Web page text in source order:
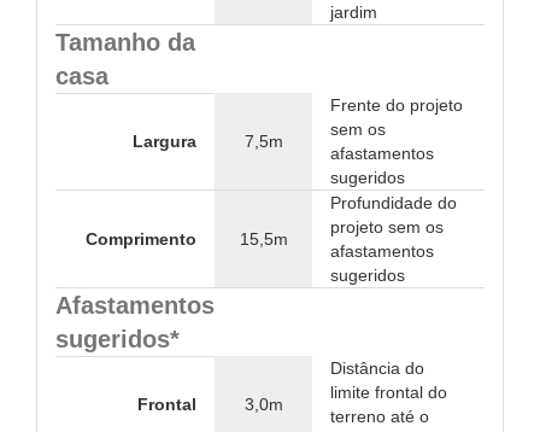
jardim
Tamanho da
casa
Largura 7,5m
Frente do projeto
sem os
afastamentos
sugeridos
Comprimento 15,5m
Profundidade do
projeto sem os
afastamentos
sugeridos
Afastamentos
sugeridos*
Frontal 3,0m
Distância do
limite frontal do
terreno até o